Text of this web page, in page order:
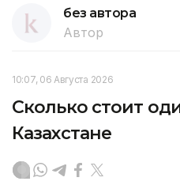
без автора
Автор
10:07, 06 Августа 2026
Сколько стоит
Казахстане